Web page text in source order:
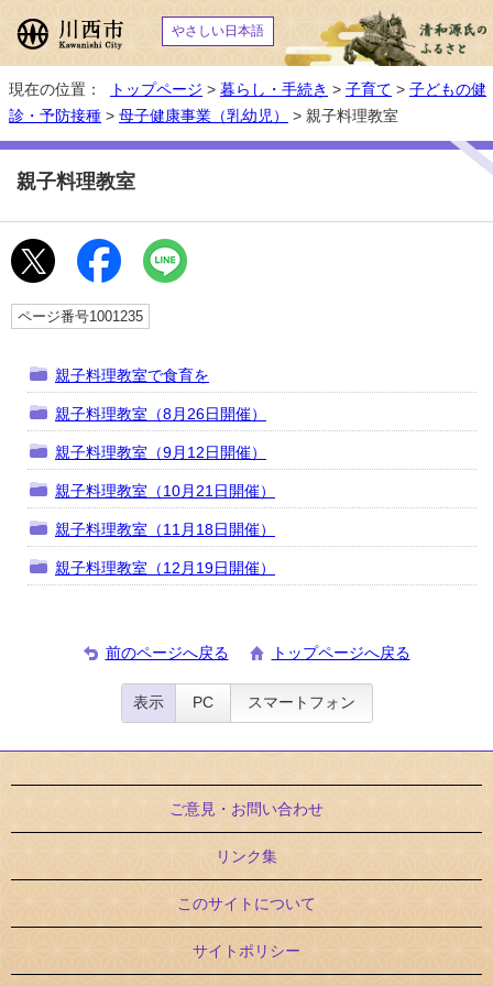
やさしい日本語
現在の位置： トップページ > 暮らし・手続き > 子育て > 子どもの健
診・予防接種 > 母子健康事業（乳幼児） > 親子料理教室
親子料理教室
ページ番号1001235
親子料理教室で食育を
親子料理教室（8月26日開催）
親子料理教室（9月12日開催）
親子料理教室（10月21日開催）
親子料理教室（11月18日開催）
親子料理教室（12月19日開催）
前のページへ戻る トップページへ戻る
表示 PC スマートフォン
ご意見・お問い合わせ
リンク集
このサイトについて
サイトポリシー